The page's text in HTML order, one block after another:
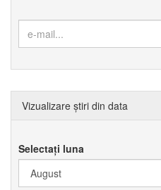
Vizualizare știri din data
Selectați luna